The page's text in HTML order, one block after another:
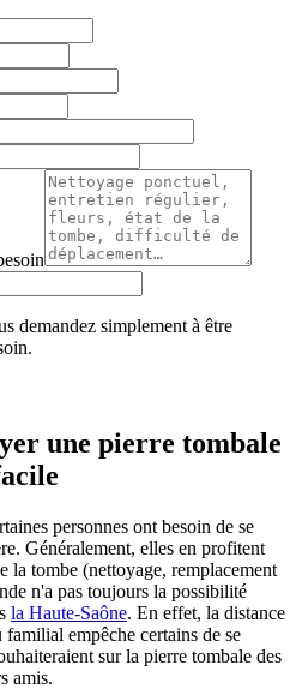
demandez simplement à être
une pierre tombale
personnes ont besoin de se
Généralement, elles en profitent
la tombe (nettoyage, remplacement
n'a pas toujours la possibilité
la Haute-Saône. En effet, la distance
empêche certains de se
sur la pierre tombale des
amis.